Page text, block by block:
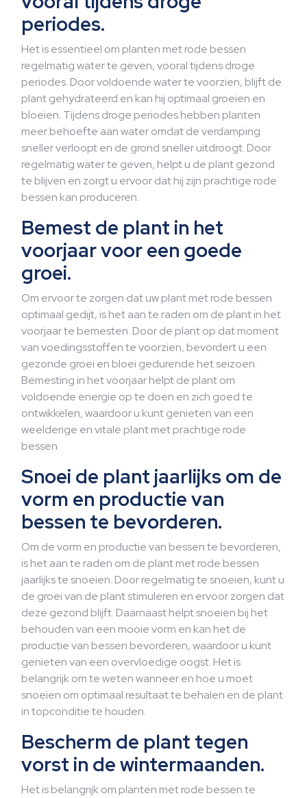
periodes.
Het is essentieel om planten met rode bessen
regelmatig water te geven, vooral tijdens droge
periodes. Door voldoende water te voorzien, blijft de
plant gehydrateerd en kan hij optimaal groeien en
bloeien. Tijdens droge periodes hebben planten
meer behoefte aan water omdat de verdamping
sneller verloopt en de grond sneller uitdroogt. Door
regelmatig water te geven, helpt u de plant gezond
te blijven en zorgt u ervoor dat hij zijn prachtige rode
bessen kan produceren.
Bemest de plant in het
voorjaar voor een goede
groei.
Om ervoor te zorgen dat uw plant met rode bessen
optimaal gedijt, is het aan te raden om de plant in het
voorjaar te bemesten. Door de plant op dat moment
van voedingsstoffen te voorzien, bevordert u een
gezonde groei en bloei gedurende het seizoen.
Bemesting in het voorjaar helpt de plant om
voldoende energie op te doen en zich goed te
ontwikkelen, waardoor u kunt genieten van een
weelderige en vitale plant met prachtige rode
bessen.
Snoei de plant jaarlijks om de
vorm en productie van
bessen te bevorderen.
Om de vorm en productie van bessen te bevorderen,
is het aan te raden om de plant met rode bessen
jaarlijks te snoeien. Door regelmatig te snoeien, kunt u
de groei van de plant stimuleren en ervoor zorgen dat
deze gezond blijft. Daarnaast helpt snoeien bij het
behouden van een mooie vorm en kan het de
productie van bessen bevorderen, waardoor u kunt
genieten van een overvloedige oogst. Het is
belangrijk om te weten wanneer en hoe u moet
snoeien om optimaal resultaat te behalen en de plant
in topconditie te houden.
Bescherm de plant tegen
vorst in de wintermaanden.
Het is belangrijk om planten met rode bessen te